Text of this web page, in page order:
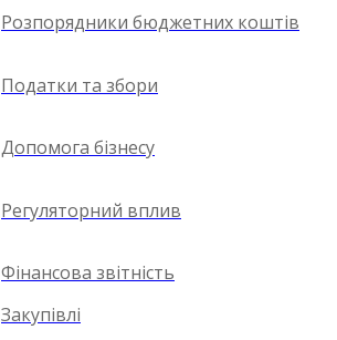
Розпорядники бюджетних коштів
Податки та збори
Допомога бізнесу
Регуляторний вплив
Фінансова звітність
Закупівлі